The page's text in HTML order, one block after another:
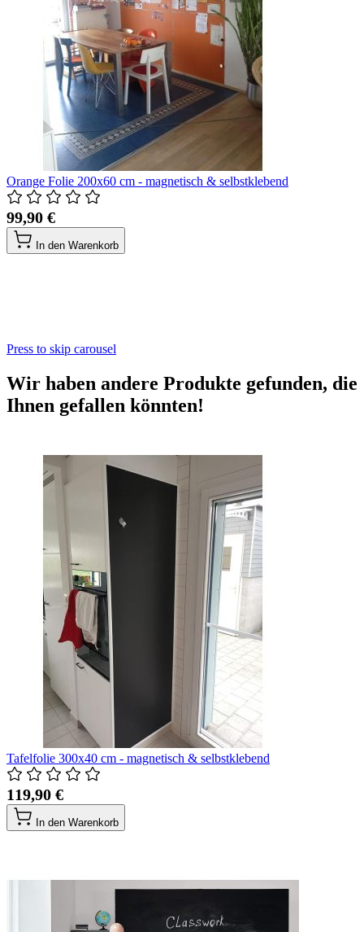
Orange Folie 200x60 cm - magnetisch & selbstklebend
99,90 €
In den Warenkorb
Press to skip carousel
Wir haben andere Produkte gefunden, die
Ihnen gefallen könnten!
Tafelfolie 300x40 cm - magnetisch & selbstklebend
119,90 €
In den Warenkorb